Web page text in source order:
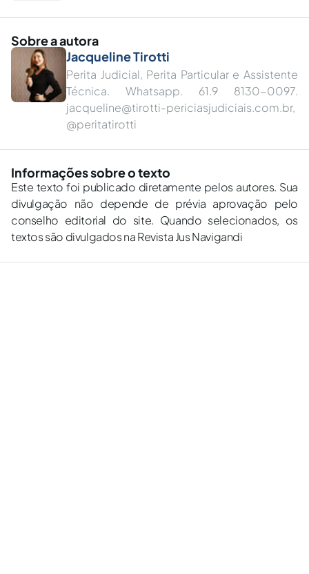
Sobre a autora
Jacqueline Tirotti
Perita Judicial, Perita Particular e Assistente
Técnica. Whatsapp. 61.9 8130-0097.
jacqueline@tirotti-periciasjudiciais.com.br,
@peritatirotti
Informações sobre o texto
Este texto foi publicado diretamente pelos autores. Sua
divulgação não depende de prévia aprovação pelo
conselho editorial do site. Quando selecionados, os
textos são divulgados na Revista Jus Navigandi